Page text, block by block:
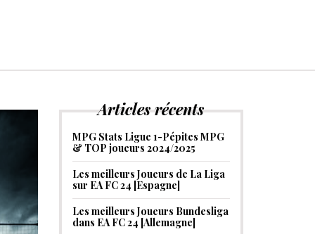
Articles récents
MPG Stats Ligue 1-Pépites MPG
& TOP joueurs 2024/2025
Les meilleurs Joueurs de La Liga
sur EA FC 24 [Espagne]
Les meilleurs Joueurs Bundesliga
dans EA FC 24 [Allemagne]